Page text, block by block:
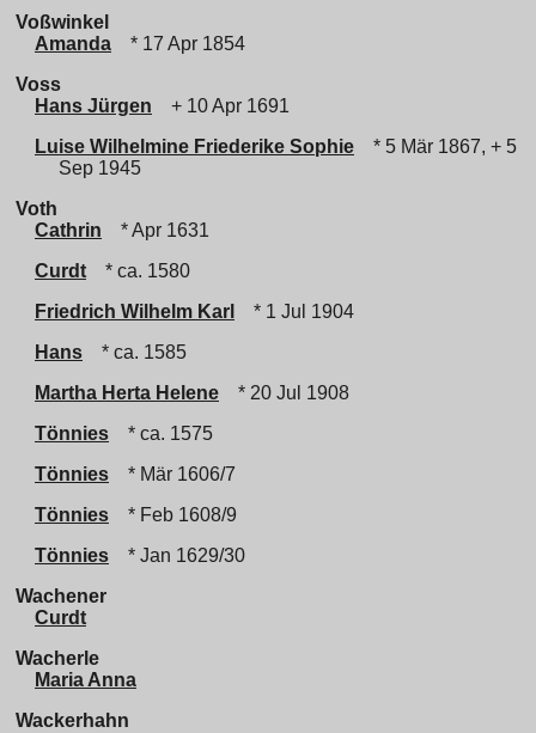
Voßwinkel
Amanda
* 17 Apr 1854
Voss
Hans Jürgen
+ 10 Apr 1691
Luise Wilhelmine Friederike Sophie
* 5 Mär 1867, + 5
Sep 1945
Voth
Cathrin
* Apr 1631
Curdt
* ca. 1580
Friedrich Wilhelm Karl
* 1 Jul 1904
Hans
* ca. 1585
Martha Herta Helene
* 20 Jul 1908
Tönnies
* ca. 1575
Tönnies
* Mär 1606/7
Tönnies
* Feb 1608/9
Tönnies
* Jan 1629/30
Wachener
Curdt
Wacherle
Maria Anna
Wackerhahn